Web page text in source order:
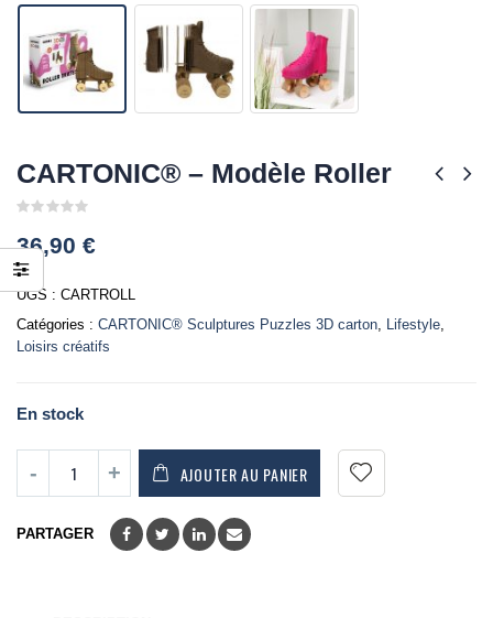
CARTONIC® – Modèle Roller
out
5
36,90 €
UGS : CARTROLL
Catégories : CARTONIC® Sculptures Puzzles 3D carton Lifestyle
Loisirs créatifs
En stock
AJOUTER AU PANIER
PARTAGER